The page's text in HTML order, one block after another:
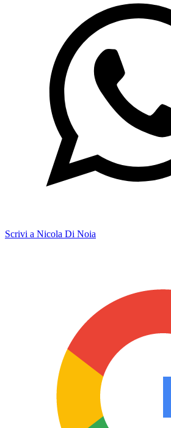
Scrivi a Nicola Di Noia